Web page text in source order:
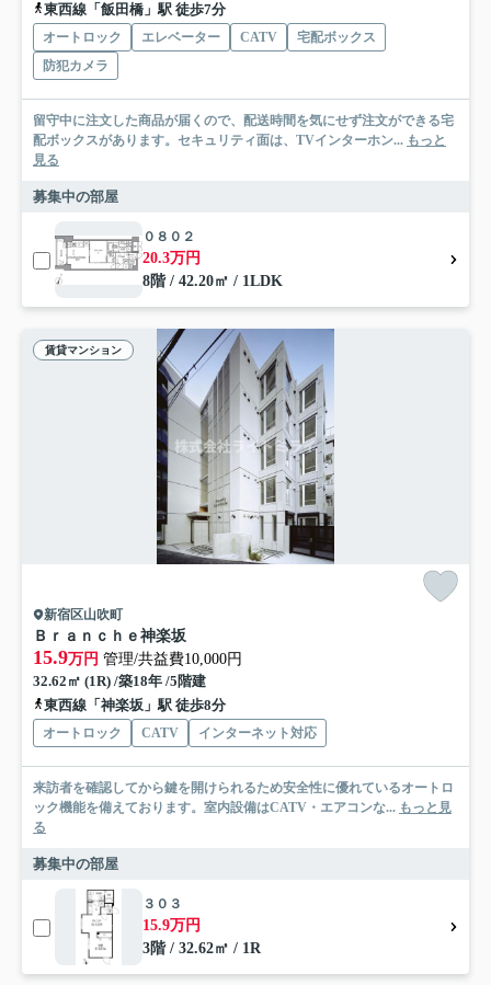
東西線「飯田橋」駅 徒歩7分
オートロック エレベーター CATV
宅配ボックス
防犯カメラ
留守中に注文した商品が届くので、配送時間を気にせず注文ができる宅
配ボックスがあります。セキュリティ面は、TVインターホン... もっと
見る
募集中の部屋
０８０２
20.3万円
8階 / 42.20㎡ / 1LDK
賃貸マンション
新宿区山吹町
Ｂｒａｎｃｈｅ神楽坂
15.9万円 管理/共益費10,000円
32.62㎡ (1R) /築18年 /5階建
東西線「神楽坂」駅 徒歩8分
オートロック CATV インターネット対応
来訪者を確認してから鍵を開けられるため安全性に優れているオートロ
ック機能を備えております。室内設備はCATV・エアコンな... もっと見
る
募集中の部屋
３０３
15.9万円
3階 / 32.62㎡ / 1R